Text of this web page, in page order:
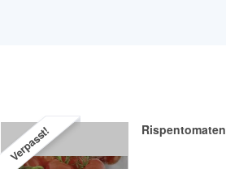
Verpasst! Rispentomaten